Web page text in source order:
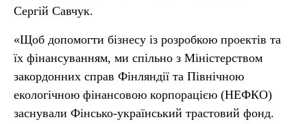
Сергій Савчук.
«Щоб допомогти бізнесу із розробкою проектів та
їх фінансуванням, ми спільно з Міністерством
закордонних справ Фінляндії та Північною
екологічною фінансовою корпорацією (НЕФКО)
заснували Фінсько-український трастовий фонд.